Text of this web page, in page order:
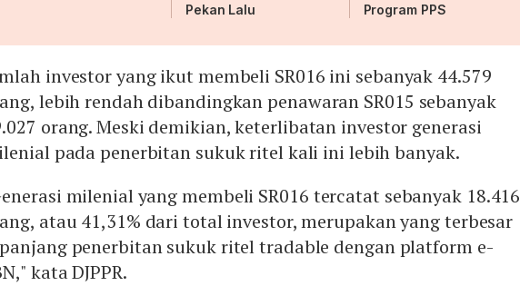
Pekan Lalu
Program PPS
investor yang ikut membeli SR016 ini sebanyak 44.579
lebih rendah dibandingkan penawaran SR015 sebanyak
orang. Meski demikian, keterlibatan investor generasi
pada penerbitan sukuk ritel kali ini lebih banyak.
milenial yang membeli SR016 tercatat sebanyak 18.416
atau 41,31% dari total investor, merupakan yang terbesar
penerbitan sukuk ritel tradable dengan platform e-
kata DJPPR.